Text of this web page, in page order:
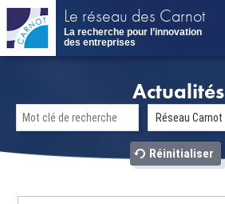
Aller
contenu
principal
Le réseau des Carnot
La recherche pour l’innovation
des entreprises
Actualités